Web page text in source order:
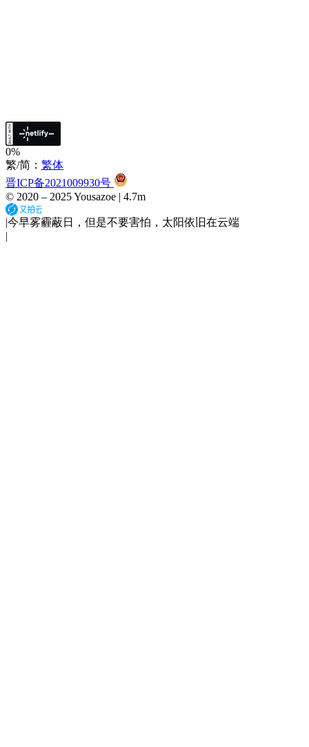
0%
繁/简： 繁体
晋ICP备2021009930号
© 2020 – 2025Yousazoe | 4.7m
|今早雾霾蔽日，但是不要害怕，太阳依旧在云端
|